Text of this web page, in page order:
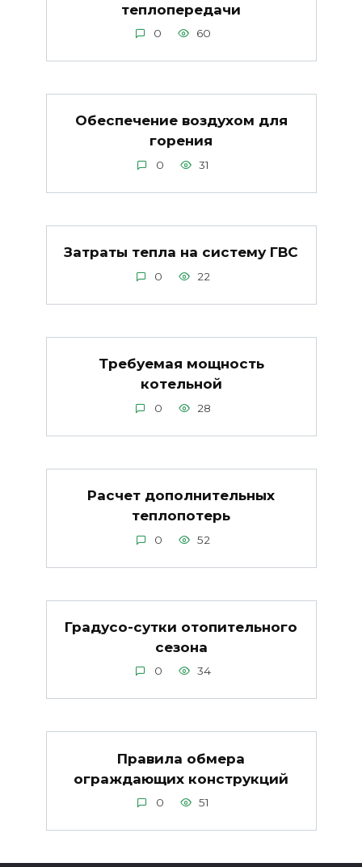
теплопередачи
0 60
Обеспечение воздухом для
горения
0 31
Затраты тепла на систему ГВС
0 22
Требуемая мощность
котельной
0 28
Расчет дополнительных
теплопотерь
0 52
Градусо-сутки отопительного
сезона
0 34
Правила обмера
ограждающих конструкций
0 51